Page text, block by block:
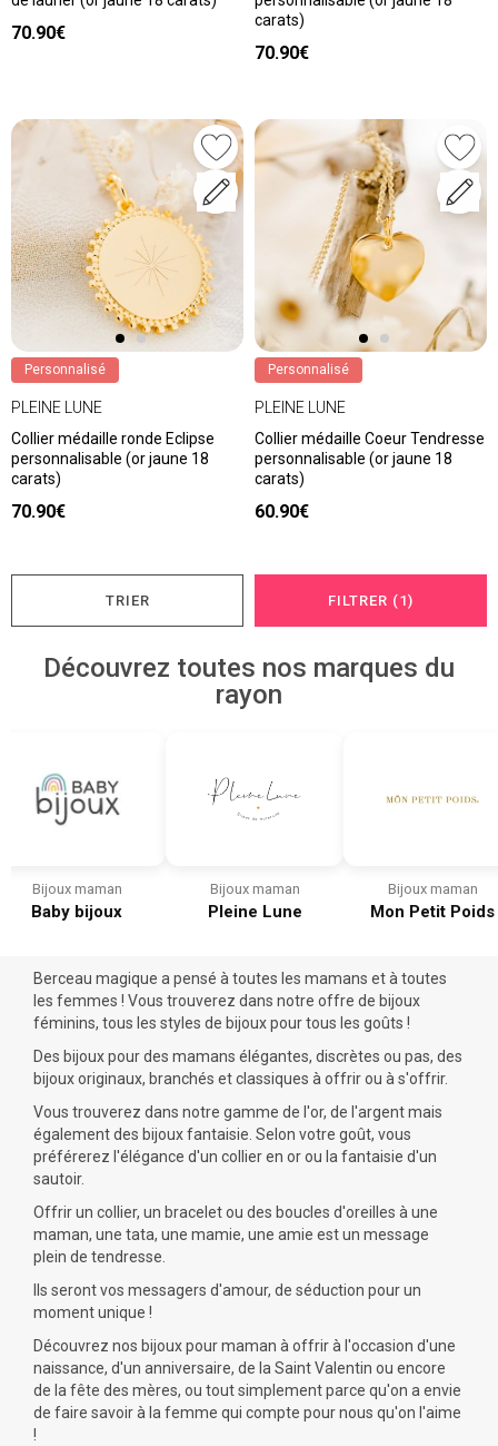
70.90€
carats)
70.90€
Personnalisé
PLEINE LUNE
Collier médaille ronde Eclipse
personnalisable (or jaune 18
carats)
70.90€
Personnalisé
PLEINE LUNE
Collier médaille Coeur Tendresse
personnalisable (or jaune 18
carats)
60.90€
TRIER FILTRER (1)
Découvrez toutes nos marques du
rayon
Bijoux maman
Baby bijoux
Bijoux maman
Pleine Lune
Bijoux maman
Mon Petit Poids
Berceau magique a pensé à toutes les mamans et à toutes
les femmes ! Vous trouverez dans notre offre de bijoux
féminins, tous les styles de bijoux pour tous les goûts !
Des bijoux pour des mamans élégantes, discrètes ou pas, des
bijoux originaux, branchés et classiques à offrir ou à s'offrir.
Vous trouverez dans notre gamme de l'or, de l'argent mais
également des bijoux fantaisie. Selon votre goût, vous
préférerez l'élégance d'un collieren or ou la fantaisie d'un
sautoir.
Offrir un collier, un braceletou des boucles d'oreilles à une
maman, une tata, une mamie, une amie est un message
plein de tendresse.
Ils seront vos messagers d'amour, de séduction pour un
moment unique !
Découvrez nos bijoux pour maman à offrir à l'occasion d'une
naissance, d'un anniversaire, de laSaint Valentin ou encore
de lafête des mères, ou tout simplement parce qu'on a envie
de faire savoir à la femme qui compte pour nous qu'on l'aime
!